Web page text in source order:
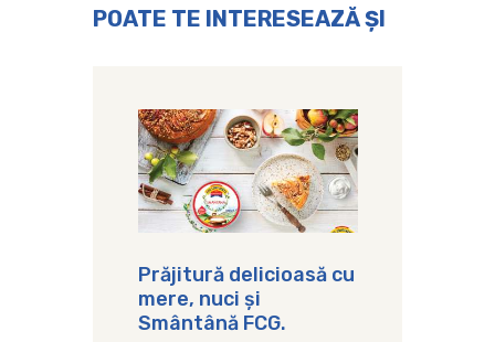
POATE TE INTERESEAZĂ ȘI
Prăjitură delicioasă cu
mere, nuci și
Smântână FCG.